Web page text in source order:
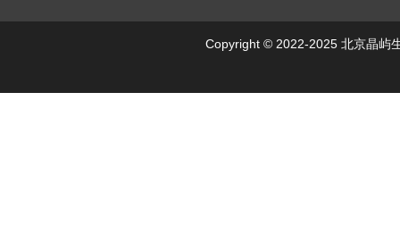
Copyright © 2022-2025 北京晶屿